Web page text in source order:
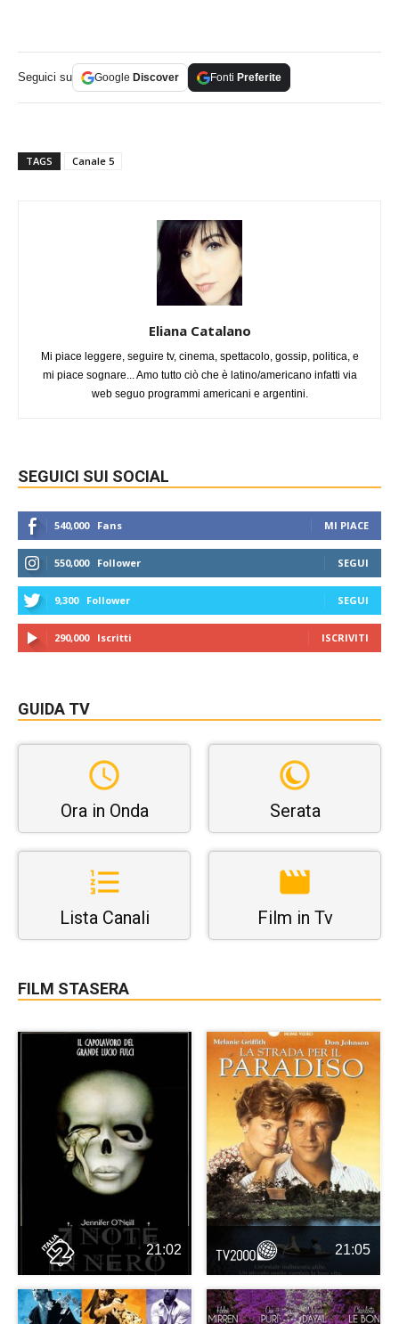
Seguici su Google Discover Fonti Preferite
TAGS Canale 5
Eliana Catalano
Mi piace leggere, seguire tv, cinema, spettacolo, gossip, politica, e
mi piace sognare... Amo tutto ciò che è latino/americano infatti via
web seguo programmi americani e argentini.
SEGUICI SUI SOCIAL
540,000 Fans MI PIACE
550,000 Follower SEGUI
9,300 Follower SEGUI
290,000 Iscritti ISCRIVITI
GUIDA TV
Ora in Onda Serata
Lista Canali Film in Tv
FILM STASERA
21:02 21:05